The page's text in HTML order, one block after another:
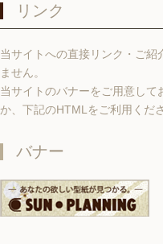
リンク
当サイトへの直接リンク・ご
ません。
当サイトのバナーをご用意して
か、下記のHTMLをご利用くださ
バナー